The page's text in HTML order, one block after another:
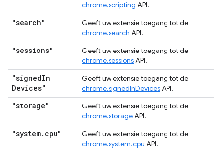
chrome.scripting API.
"search"
Geeft uw extensie toegang tot de
chrome.search API.
"sessions"
Geeft uw extensie toegang tot de
chrome.sessionsAPI.
"signedIn
Devices"
Geeft uw extensie toegang tot de
chrome.signedInDevicesAPI.
"storage"
Geeft uw extensie toegang tot de
chrome.storageAPI.
"system. cpu"
Geeft uw extensie toegang tot de
chrome.system.cpu API.